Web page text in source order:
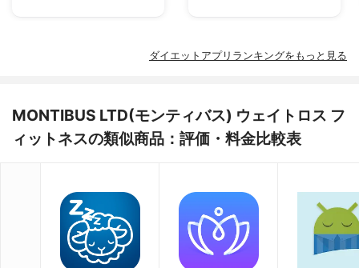
ダイエットアプリランキングをもっと見る
MONTIBUS LTD(モンティバス) ウェイトロス フ
ィットネスの類似商品：評価・料金比較表